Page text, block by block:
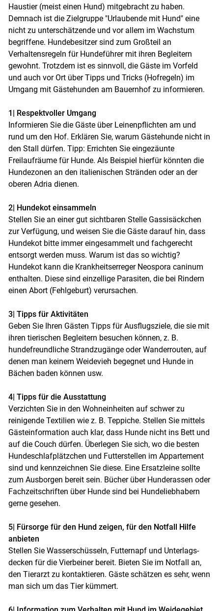
Skip to main content
Haustier (meist einen Hund) mitgebracht zu haben.
Demnach ist die Zielgruppe "Urlaubende mit Hund" eine
nicht zu unterschätzende und vor allem im Wachstum
begriffene. Hundebesitzer sind zum Großteil an
Verhaltensregeln für Hundeführer mit ihren Begleitern
gewohnt. Trotzdem ist es sinnvoll, die Gäste im Vorfeld
und auch vor Ort über Tipps und Tricks (Hofregeln) im
Umgang mit Gästehunden am Bauernhof zu informieren.
1| Respektvoller Umgang
Informieren Sie die Gäste über Leinenpflichten am und
rund um den Hof. Erklären Sie, warum Gästehunde nicht in
den Stall dürfen. Tipp: Errichten Sie eingezäunte
Freilaufräume für Hunde. Als Beispiel hierfür könnten die
Hundezonen an den italienischen Stränden oder an der
oberen Adria dienen.
2| Hundekot einsammeln
Stellen Sie an einer gut sichtbaren Stelle Gassisäckchen
zur Verfügung, und weisen Sie die Gäste darauf hin, dass
Hundekot bitte immer eingesammelt und fachgerecht
entsorgt werden muss. Warum ist das so wichtig?
Hundekot kann die Krankheitserreger Neospora caninum
enthalten. Diese sind einzellige Parasiten, die bei Rindern
einen Abort (Fehlgeburt) verursachen.
3| Tipps für Aktivitäten
Geben Sie Ihren Gästen Tipps für Ausflugsziele, die sie mit
ihren tierischen Begleitern besuchen können, z. B.
hundefreundliche Strandzugänge oder Wanderrouten, auf
denen man keinem Weidevieh begegnet und Hunde in
Bächen baden können usw.
4| Tipps für die Ausstattung
Verzichten Sie in den Wohneinheiten auf schwer zu
reinigende Textilien wie z. B. Teppiche. Stellen Sie mittels
Gäste­information auch klar, dass Hunde nicht ins Bett und
auf die Couch dürfen. Überlegen Sie sich, wo die besten
Hunde­schlafplätzchen und Futterstellen im Appartement
sind und kennzeichnen Sie diese. Eine Ersatzleine sollte
zum Ausborgen bereit sein. Bücher über Hunderassen oder
Fachzeitschriften über Hunde sind bei Hundelieb­habern
gerne gesehen.
5| Fürsorge für den Hund zeigen, für den Notfall Hilfe
anbieten
Stellen Sie Wasserschüsseln, Futternapf und Unterlags­
decken für die Vierbeiner bereit. Bieten Sie im Notfall an,
den Tierarzt zu kontaktieren. Gäste schätzen es sehr, wenn
man sich um das Tier kümmert.